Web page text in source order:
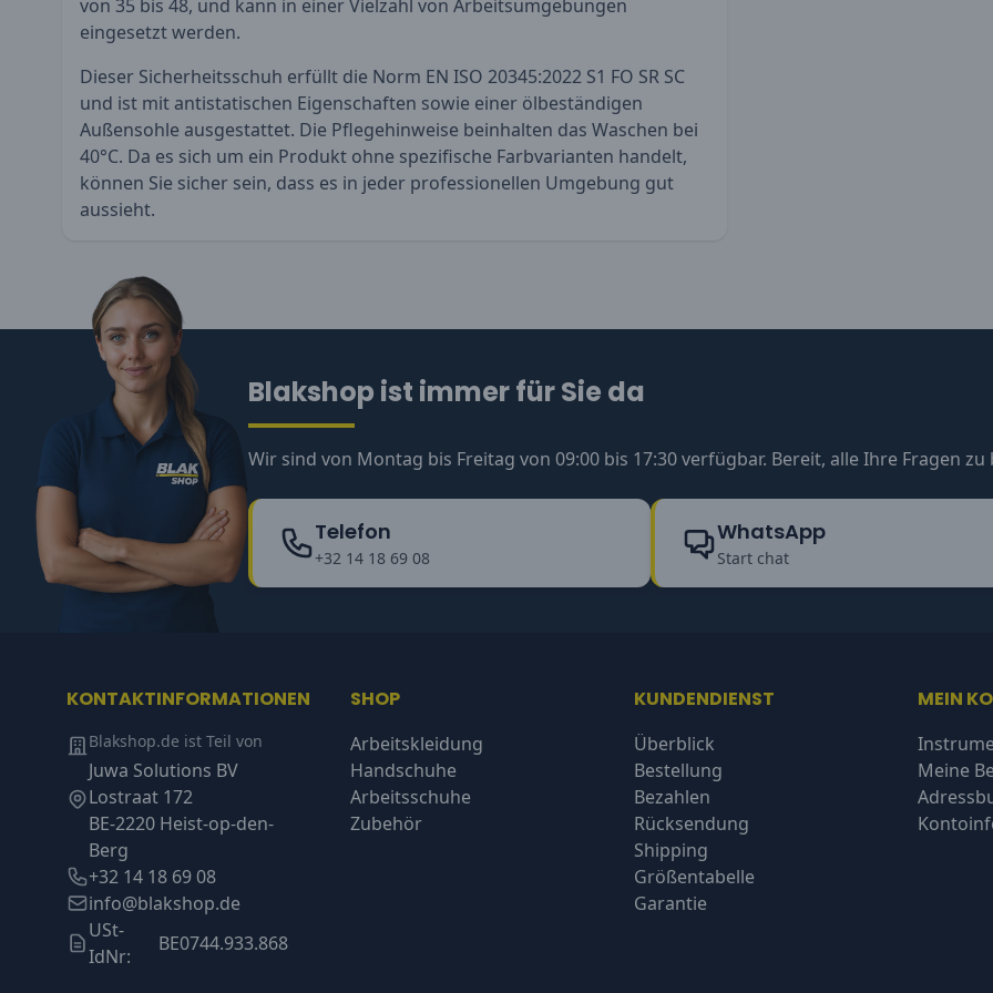
von 35 bis 48, und kann in einer Vielzahl von Arbeitsumgebungen
eingesetzt werden.
Dieser Sicherheitsschuh erfüllt die Norm EN ISO 20345:2022 S1 FO SR SC
und ist mit antistatischen Eigenschaften sowie einer ölbeständigen
Außensohle ausgestattet. Die Pflegehinweise beinhalten das Waschen bei
40°C. Da es sich um ein Produkt ohne spezifische Farbvarianten handelt,
können Sie sicher sein, dass es in jeder professionellen Umgebung gut
aussieht.
Blakshop ist immer für Sie da
Wir sind von Montag bis Freitag von 09:00 bis 17:30 verfügbar. Bereit, alle Ihre Fragen
Telefon
+32 14 18 69 08
WhatsApp
Start chat
KONTAKTINFORMATIONEN
Blakshop.de ist Teil von
Juwa Solutions BV
Lostraat 172
BE-2220 Heist-op-den-
Berg
+32 14 18 69 08
info@blakshop.de
USt-
IdNr:
BE0744.933.868
SHOP
Arbeitskleidung
Handschuhe
Arbeitsschuhe
Zubehör
KUNDENDIENST
Überblick
Bestellung
Bezahlen
Rücksendung
Shipping
Größentabelle
Garantie
MEIN
Meine